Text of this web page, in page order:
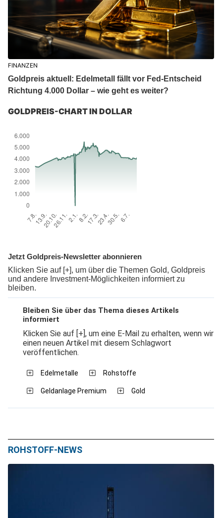
FINANZEN
Goldpreis aktuell: Edelmetall fällt vor Fed-Entscheid
Richtung 4.000 Dollar – wie geht es weiter?
GOLDPREIS-CHART IN DOLLAR
Jetzt Goldpreis-Newsletter abonnieren
Klicken Sie auf [+], um über die Themen Gold, Goldpreis
und andere Investment-Möglichkeiten informiert zu
bleiben.
Bleiben Sie über das Thema dieses Artikels
informiert
Klicken Sie auf [+], um eine E-Mail zu erhalten, wenn wir
einen neuen Artikel mit diesem Schlagwort
veröffentlichen.
Edelmetalle Rohstoffe
Geldanlage Premium Gold
ROHSTOFF-NEWS